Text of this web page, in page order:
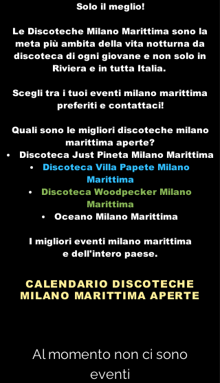
Solo il meglio!
Le Discoteche Milano Marittima sono la
meta più ambita della vita notturna da
discoteca di ogni giovane e non solo in
Riviera e in tutta Italia.
Scegli tra i tuoi eventi milano marittima
preferiti e contattaci!
Quali sono le migliori discoteche milano
marittima aperte?
Discoteca Just Pineta Milano Marittima
Discoteca Villa Papete Milano
Marittima
Discoteca Woodpecker Milano
Marittima
Oceano Milano Marittima
I migliori eventi milano marittima
e dell'intero paese.
CALENDARIO DISCOTECHE
MILANO MARITTIMA APERTE
Al momento non ci sono
eventi